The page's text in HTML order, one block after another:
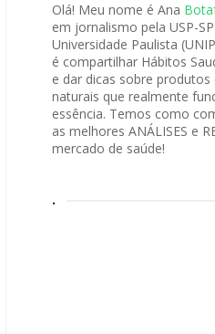
Olá! Meu nome é Ana
em jornalismo pela USP-
Universidade Paulista
é compartilhar Hábitos
e dar dicas sobre
naturais que realmente
essência. Temos como
as melhores ANÁLISES e
mercado de saúde!
.